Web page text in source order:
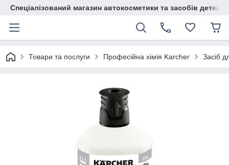
Спеціалізований магазин автокосметики та засобів
Товари та послуги Професійна хімія Karcher Засіб